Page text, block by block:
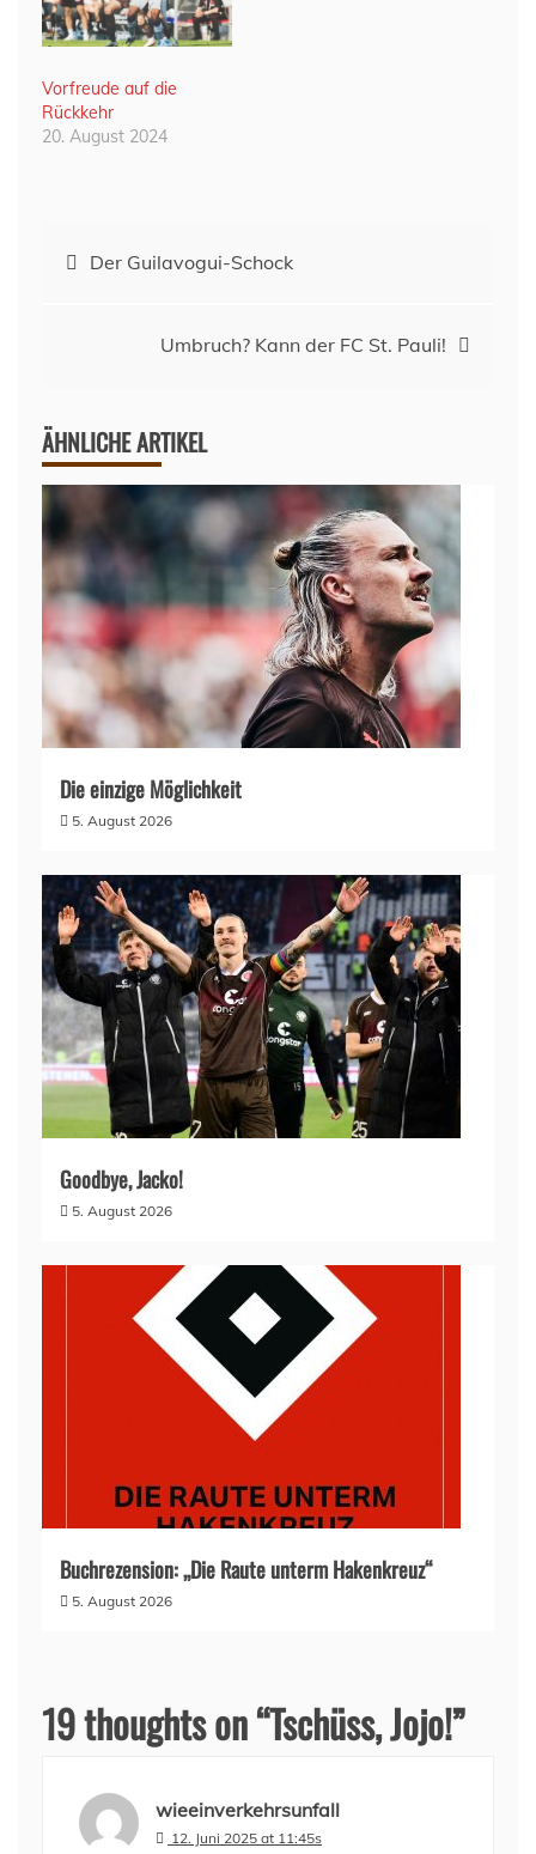
Vorfreude auf die
Rückkehr
20. August 2024
Beitragsnavigation
Der Guilavogui-Schock
Umbruch? Kann der FC St. Pauli!
ÄHNLICHE ARTIKEL
Die einzige Möglichkeit
5. August 2026
Goodbye, Jacko!
5. August 2026
Buchrezension: „Die Raute unterm Hakenkreuz“
5. August 2026
19 thoughts on “Tschüss, Jojo!”
wieeinverkehrsunfall
12. Juni 2025 at 11:45s